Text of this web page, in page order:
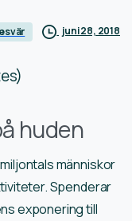
juni 28, 2018
huden
människor
Spenderar
exponering till